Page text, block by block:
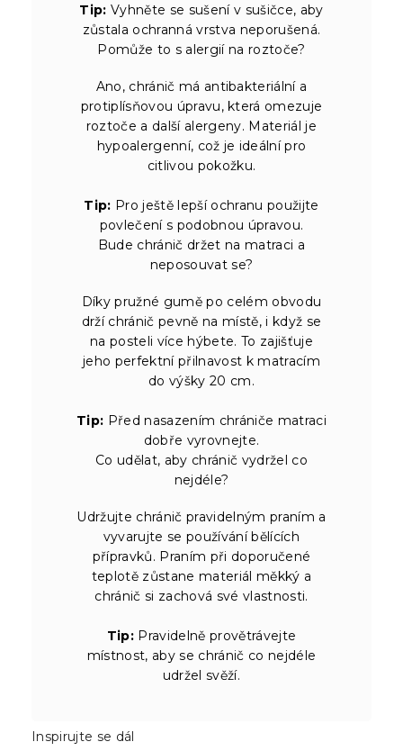
Tip: Vyhněte se sušení v sušičce, aby
zůstala ochranná vrstva neporušená.
Pomůže to s alergií na roztoče?
Ano, chránič má antibakteriální a
protiplísňovou úpravu, která omezuje
roztoče a další alergeny. Materiál je
hypoalergenní, což je ideální pro
citlivou pokožku.
Tip: Pro ještě lepší ochranu použijte
povlečení s podobnou úpravou.
Bude chránič držet na matraci a
neposouvat se?
Díky pružné gumě po celém obvodu
drží chránič pevně na místě, i když se
na posteli více hýbete. To zajišťuje
jeho perfektní přilnavost k matracím
do výšky 20 cm.
Tip: Před nasazením chrániče matraci
dobře vyrovnejte.
Co udělat, aby chránič vydržel co
nejdéle?
Udržujte chránič pravidelným praním a
vyvarujte se používání bělících
přípravků. Praním při doporučené
teplotě zůstane materiál měkký a
chránič si zachová své vlastnosti.
Tip: Pravidelně provětrávejte
místnost, aby se chránič co nejdéle
udržel svěží.
Inspirujte se dál